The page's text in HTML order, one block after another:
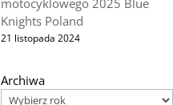
Knights Poland
21 listopada 2024
Archiwa